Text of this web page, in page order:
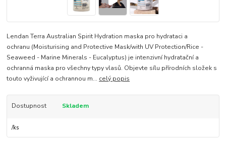
Lendan Terra Australian Spirit Hydration maska pro hydrataci a
ochranu (Moisturising and Protective Mask/with UV Protection/Rice -
Seaweed - Marine Minerals - Eucalyptus) je intenzivní hydratační a
ochranná maska pro všechny typy vlasů. Objevte sílu přírodních složek s
touto vyživující a ochrannou m... celý popis
Dostupnost Skladem
/ks